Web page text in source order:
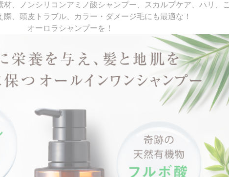
、ノンシリコンアミノ酸シャンプー、スカルプケア、ハリ、こ
際、頭皮トラブル、カラー・ダメージ毛にも最適な！
オーロラシャンプーを！